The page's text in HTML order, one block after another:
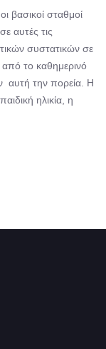
βασικοί σταθμοί
αυτές τις
συστατικών σε
από το καθημερινό
αυτή την πορεία. Η
ηλικία, η